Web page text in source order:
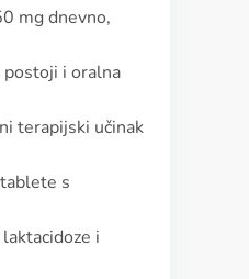
mg dnevno,
i oralna
terapijski učinak
s
i